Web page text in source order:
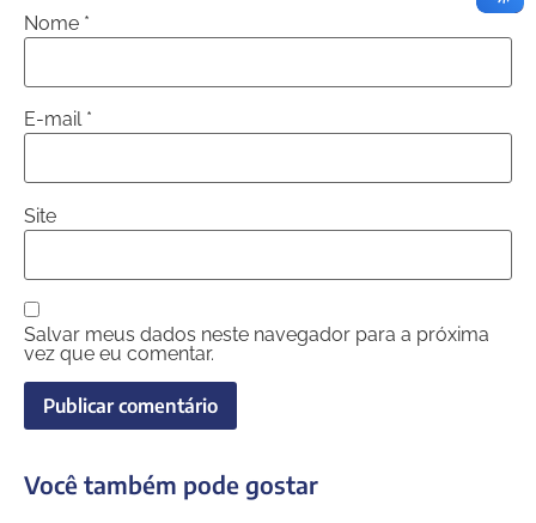
Nome *
E-mail *
Site
Salvar meus dados neste navegador para a próxima
vez que eu comentar.
Você também pode gostar